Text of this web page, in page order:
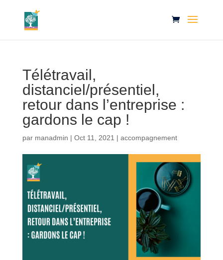
Télétravail,
distanciel/présentiel,
retour dans l’entreprise :
gardons le cap !
par manadmin | Oct 11, 2021 | accompagnement